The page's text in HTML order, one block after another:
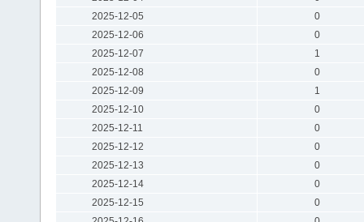
2025-12-05
0
2025-12-06
0
2025-12-07
1
2025-12-08
0
2025-12-09
1
2025-12-10
0
2025-12-11
0
2025-12-12
0
2025-12-13
0
2025-12-14
0
2025-12-15
0